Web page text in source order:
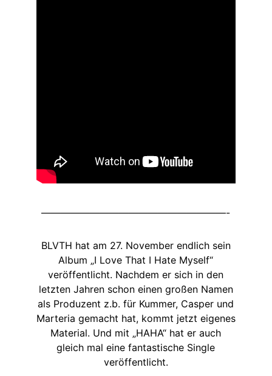
———————————————————-
BLVTH hat am 27. November endlich sein
Album „I Love That I Hate Myself“
veröffentlicht. Nachdem er sich in den
letzten Jahren schon einen großen Namen
als Produzent z.b. für Kummer, Casper und
Marteria gemacht hat, kommt jetzt eigenes
Material. Und mit „HAHA“ hat er auch
gleich mal eine fantastische Single
veröffentlicht.